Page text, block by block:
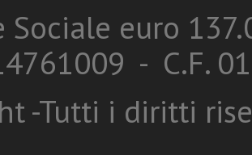
Sociale euro
- C.F.
-Tutti i diritti